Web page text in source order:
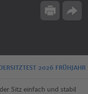
Drucken
2026 FRÜHJAHR
Sitz einfach und stabil